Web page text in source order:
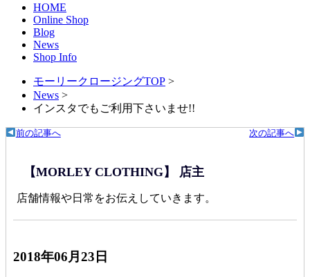
HOME
Online Shop
Blog
News
Shop Info
モーリークロージングTOP >
News >
インスタでもご利用下さいませ!!
次の記事へ
前の記事へ
【MORLEY CLOTHING】 店主
店舗情報や日常をお伝えしていきます。
2018年06月23日